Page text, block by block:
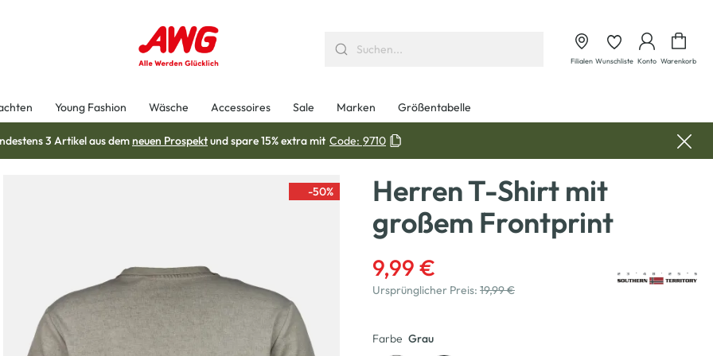
Filialen Wunschliste Konto Warenkorb
Young Fashion Wäsche Accessoires Sale Marken Größentabelle
3 Artikel aus demneuen Prospektund spare 15% extra mit Code: 9710
-50%
Herren T-Shirt mit
großem Frontprint
9,99 €
Ursprünglicher Preis: 19,99 €
Farbe Grau